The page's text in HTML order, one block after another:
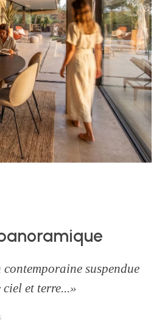
suspendue
ciel et terre...»